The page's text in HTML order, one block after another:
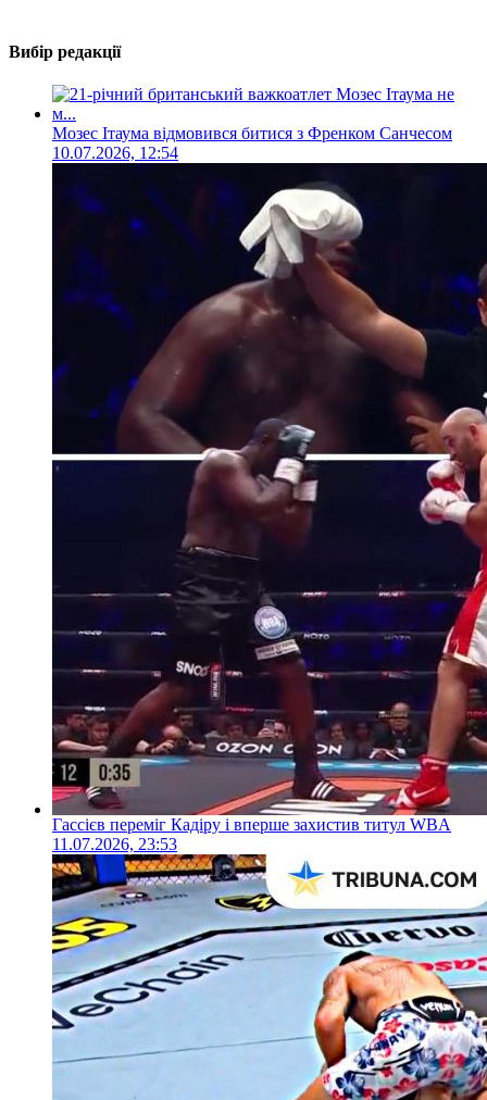
Вибір редакції
Мозес Ітаума відмовився битися з Френком Санчесом
10.07.2026, 12:54
Гассієв переміг Кадіру і вперше захистив титул WBA
11.07.2026, 23:53